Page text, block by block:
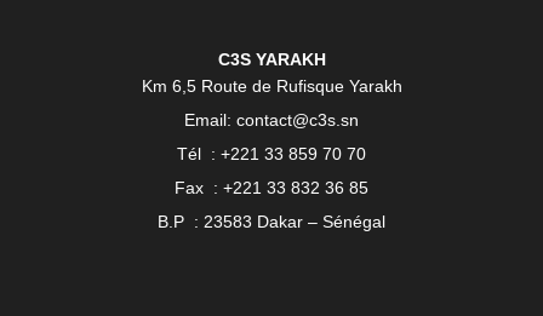
C3S YARAKH
Km 6,5 Route de Rufisque Yarakh
Email: contact@c3s.sn
Tél : +221 33 859 70 70
Fax : +221 33 832 36 85
B.P : 23583 Dakar – Sénégal